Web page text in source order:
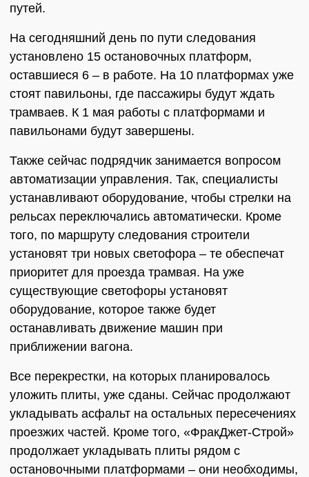
путей.
На сегодняшний день по пути следования
установлено 15 остановочных платформ,
оставшиеся 6 – в работе. На 10 платформах уже
стоят павильоны, где пассажиры будут ждать
трамваев. К 1 мая работы с платформами и
павильонами будут завершены.
Также сейчас подрядчик занимается вопросом
автоматизации управления. Так, специалисты
устанавливают оборудование, чтобы стрелки на
рельсах переключались автоматически. Кроме
того, по маршруту следования строители
установят три новых светофора – те обеспечат
приоритет для проезда трамвая. На уже
существующие светофоры установят
оборудование, которое также будет
останавливать движение машин при
приближении вагона.
Все перекрестки, на которых планировалось
уложить плиты, уже сданы. Сейчас продолжают
укладывать асфальт на остальных пересечениях
проезжих частей. Кроме того, «ФракДжет-Строй»
продолжает укладывать плиты рядом с
остановочными платформами – они необходимы,